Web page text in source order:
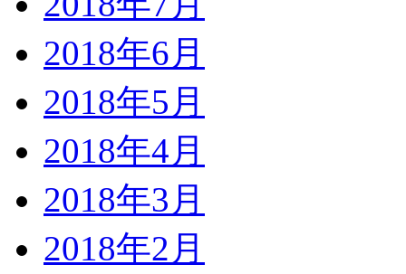
2018年6月
2018年5月
2018年4月
2018年3月
2018年2月